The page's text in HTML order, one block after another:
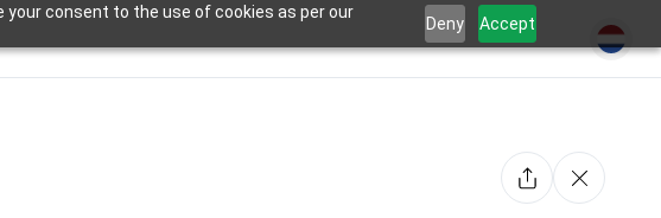
your consent to the use of cookies as per our
Deny Accept